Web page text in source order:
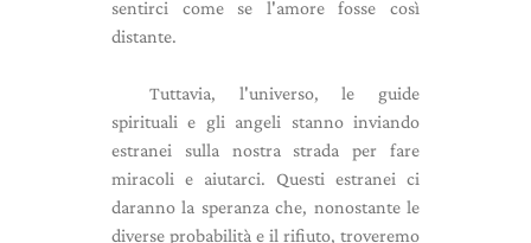
sentirci come se l'amore fosse così
distante.
Tuttavia, l'universo, le guide
spirituali e gli angeli stanno inviando
estranei sulla nostra strada per fare
miracoli e aiutarci. Questi estranei ci
daranno la speranza che, nonostante le
diverse probabilità e il rifiuto, troveremo